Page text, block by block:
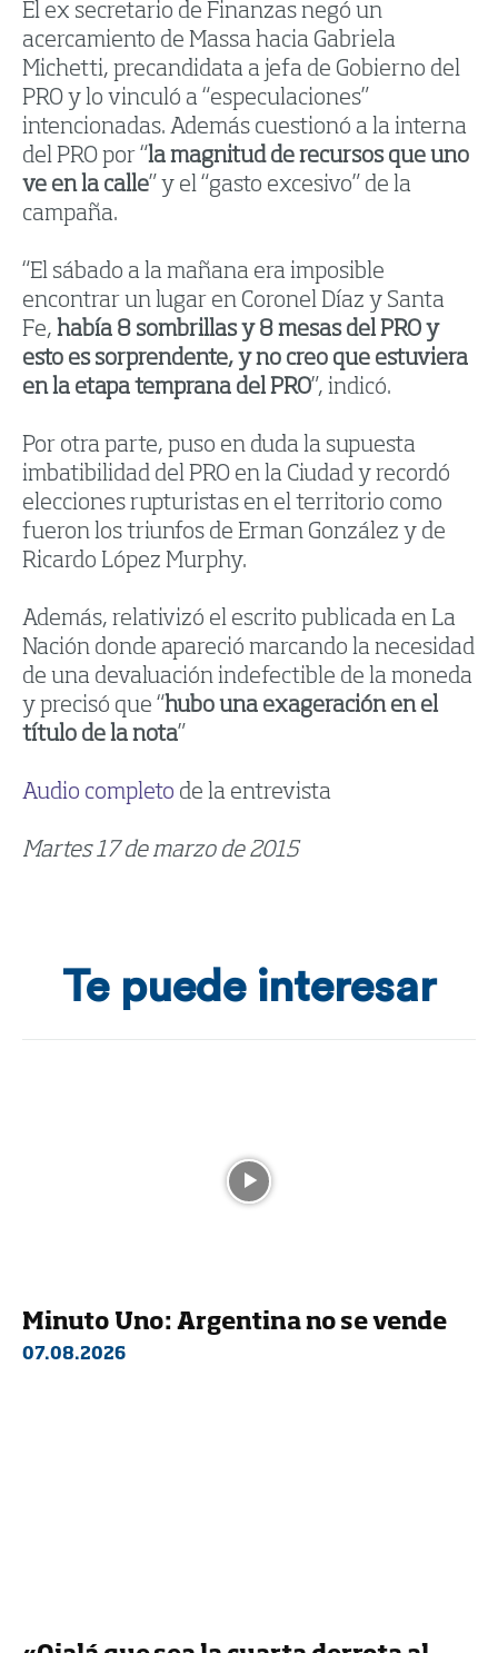
El ex secretario de Finanzas negó un
acercamiento de Massa hacia Gabriela
Michetti, precandidata a jefa de Gobierno del
PRO y lo vinculó a “especulaciones”
intencionadas. Además cuestionó a la interna
del PRO por “la magnitud de recursos que uno
ve en la calle” y el “gasto excesivo” de la
campaña.
“El sábado a la mañana era imposible
encontrar un lugar en Coronel Díaz y Santa
Fe, había 8 sombrillas y 8 mesas del PRO y
esto es sorprendente, y no creo que estuviera
en la etapa temprana del PRO”, indicó.
Por otra parte, puso en duda la supuesta
imbatibilidad del PRO en la Ciudad y recordó
elecciones rupturistas en el territorio como
fueron los triunfos de Erman González y de
Ricardo López Murphy.
Además, relativizó el escrito publicada en La
Nación donde apareció marcando la necesidad
de una devaluación indefectible de la moneda
y precisó que “hubo una exageración en el
título de la nota”
Audio completo de la entrevista
Martes 17 de marzo de 2015
Te puede interesar
Minuto Uno: Argentina no se vende
07.08.2026